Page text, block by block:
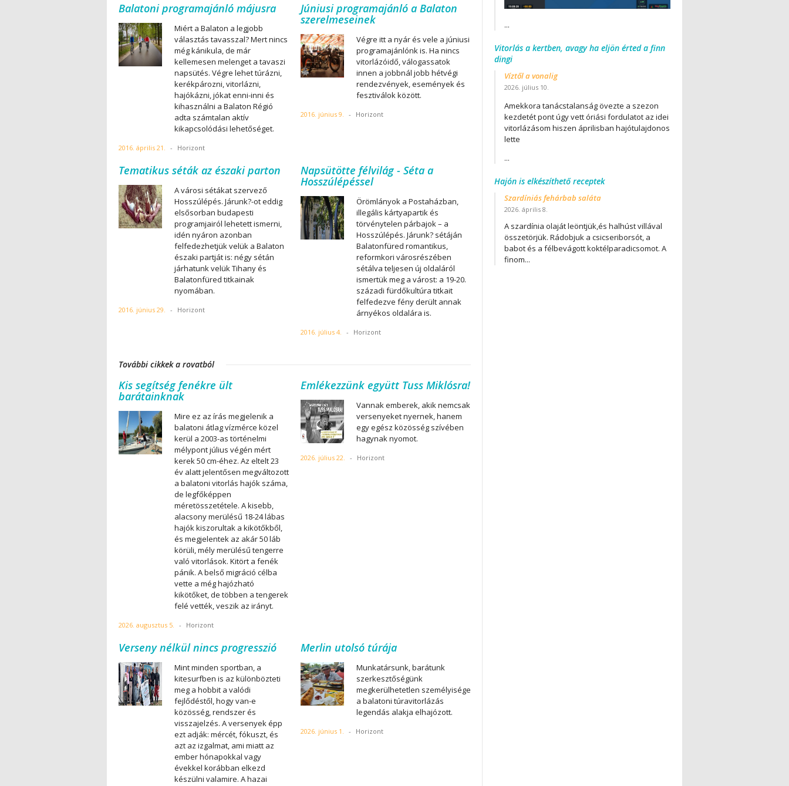
Balatoni programajánló májusra
Miért a Balaton a legjobb
választás tavasszal? Mert nincs
még kánikula, de már
kellemesen melenget a tavaszi
napsütés. Végre lehet túrázni,
kerékpározni, vitorlázni,
hajókázni, jókat enni-inni és
kihasználni a Balaton Régió
adta számtalan aktív
kikapcsolódási lehetőséget.
2016. április 21. - Horizont
Júniusi programajánló a Balaton
szerelmeseinek
Végre itt a nyár és vele a júniusi
programajánlónk is. Ha nincs
vitorlázóidő, válogassatok
innen a jobbnál jobb hétvégi
rendezvények, események és
fesztiválok között.
2016. június 9. - Horizont
Tematikus séták az északi parton
A városi sétákat szervező
Hosszúlépés. Járunk?-ot eddig
elsősorban budapesti
programjairól lehetett ismerni,
idén nyáron azonban
felfedezhetjük velük a Balaton
északi partját is: négy sétán
járhatunk velük Tihany és
Balatonfüred titkainak
nyomában.
2016. június 29. - Horizont
Napsütötte félvilág - Séta a
Hosszúlépéssel
Örömlányok a Postaházban,
illegális kártyapartik és
törvénytelen párbajok – a
Hosszúlépés. Járunk? sétáján
Balatonfüred romantikus,
reformkori városrészében
sétálva teljesen új oldaláról
ismertük meg a várost: a 19-20.
századi fürdőkultúra titkait
felfedezve fény derült annak
árnyékos oldalára is.
2016. július 4. - Horizont
További cikkek a rovatból
Kis segítség fenékre ült
barátainknak
Mire ez az írás megjelenik a
balatoni átlag vízmérce közel
kerül a 2003-as történelmi
mélypont július végén mért
kerek 50 cm-éhez. Az eltelt 23
év alatt jelentősen megváltozott
a balatoni vitorlás hajók száma,
de legfőképpen
méretösszetétele. A kisebb,
alacsony merülésű 18-24 lábas
hajók kiszorultak a kikötőkből,
és megjelentek az akár 50 láb
körüli, mély merülésű tengerre
való vitorlások. Kitört a fenék
pánik. A belső migráció célba
vette a még hajózható
kikötőket, de többen a tengerek
felé vették, veszik az irányt.
2026. augusztus 5. - Horizont
Emlékezzünk együtt Tuss Miklósra!
Vannak emberek, akik nemcsak
versenyeket nyernek, hanem
egy egész közösség szívében
hagynak nyomot.
2026. július 22. - Horizont
Verseny nélkül nincs progresszió
Mint minden sportban, a
kitesurfben is az különbözteti
meg a hobbit a valódi
fejlődéstől, hogy van-e
közösség, rendszer és
visszajelzés. A versenyek épp
ezt adják: mércét, fókuszt, és
azt az izgalmat, ami miatt az
ember hónapokkal vagy
évekkel korábban elkezd
készülni valamire. A hazai
Merlin utolsó túrája
Munkatársunk, barátunk
szerkesztőségünk
megkerülhetetlen személyisége
a balatoni túravitorlázás
legendás alakja elhajózott.
2026. június 1. - Horizont
...
Vitorlás a kertben, avagy ha eljön érted a finn
dingi
Víztől a vonalig
2026. július 10.
Amekkora tanácstalanság övezte a szezon
kezdetét pont úgy vett óriási fordulatot az idei
vitorlázásom hiszen áprilisban hajótulajdonos
lette
...
Hajón is elkészíthető receptek
Szardíniás fehárbab saláta
2026. április 8.
A szardínia olaját leöntjük,és halhúst villával
összetörjük. Rádobjuk a csicseriborsót, a
babot és a félbevágott koktélparadicsomot. A
finom...